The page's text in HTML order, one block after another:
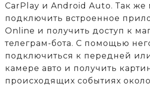
CarPlay и Android Auto. Так же
подключить встроенное
Online и получить доступ к
телеграм-бота. С помощью
подключиться к передней
камере авто и получить
происходящих событиях